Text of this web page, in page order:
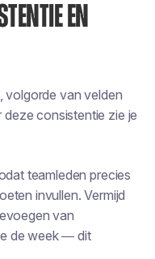
EN
volgorde van velden
consistentie zie je
teamleden precies
invullen. Vermijd
van
de week — dit